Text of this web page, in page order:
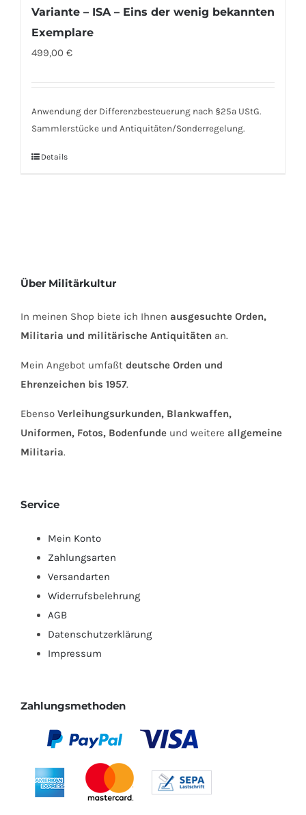
Variante – ISA – Eins der wenig bekannten
Exemplare
499,00 €
Anwendung der Differenzbesteuerung nach §25a UStG.
Sammlerstücke und Antiquitäten/Sonderregelung.
Details
Über Militärkultur
In meinen Shop biete ich Ihnen ausgesuchte Orden,
Militaria und militärische Antiquitäten an.
Mein Angebot umfaßt deutsche Orden und
Ehrenzeichen bis 1957.
Ebenso Verleihungsurkunden, Blankwaffen,
Uniformen, Fotos, Bodenfunde und weitere allgemeine
Militaria.
Service
Mein Konto
Zahlungsarten
Versandarten
Widerrufsbelehrung
AGB
Datenschutzerklärung
Impressum
Zahlungsmethoden